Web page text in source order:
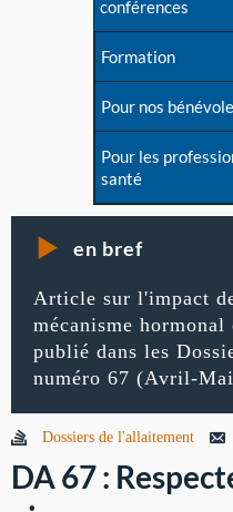
conférences
Formation
Pour nos
Pour les
santé
en bref
Article sur l'impact
mécanisme hormonal
publié dans les
numéro 67 (Avril-
Dossiers de l'allaitement
DA 67 :